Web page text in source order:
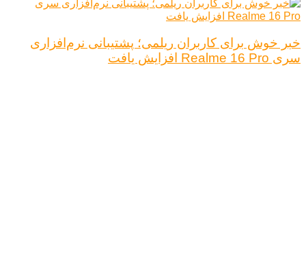
خبر خوش برای کاربران ریلمی؛ پشتیبانی نرم‌افزاری
سری Realme 16 Pro افزایش یافت